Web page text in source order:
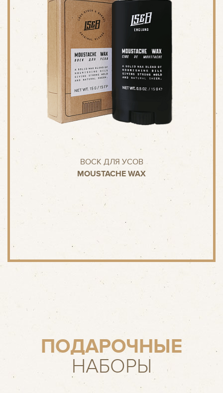
ВОСК ДЛЯ УСОВ
MOUSTACHE WAX
ПОДАРОЧНЫЕ
НАБОРЫ